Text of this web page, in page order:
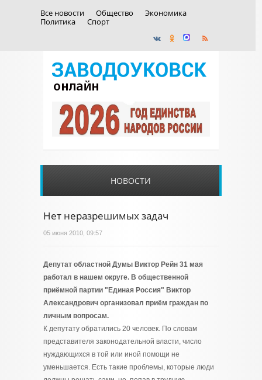
Все новости Общество
Экономика
Политика
Спорт
НОВОСТИ
Нет неразрешимых задач
05 июня 2010, 09:57
Депутат областной Думы Виктор Рейн 31 мая
работал в нашем округе. В общественной
приёмной партии "Единая Россия" Виктор
Александрович организовал приём граждан по
личным вопросам.
К депутату обратились 20 человек. По словам
представителя законодательной власти, число
нуждающихся в той или иной помощи не
уменьшается. Есть такие проблемы, которые люди